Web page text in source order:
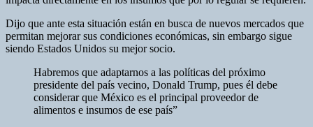
Dijo que ante esta situación están en busca de nuevos mercados que
permitan mejorar sus condiciones económicas, sin embargo sigue
siendo Estados Unidos su mejor socio.
Habremos que adaptarnos a las políticas del próximo
presidente del país vecino, Donald Trump, pues él debe
considerar que México es el principal proveedor de
alimentos e insumos de ese país”